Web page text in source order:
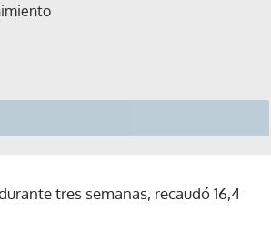
tres semanas, recaudó 16,4